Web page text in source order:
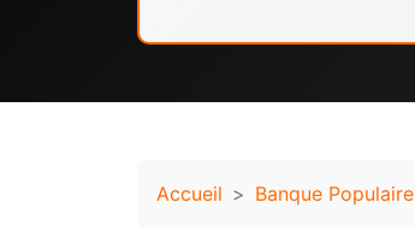
Accueil Banque Populaire